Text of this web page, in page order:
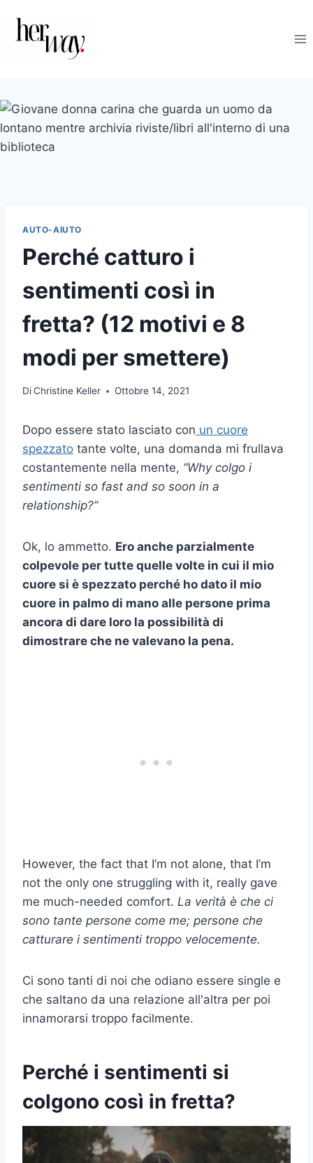
contenuto
AUTO-AIUTO
Perché catturo i
sentimenti così in
fretta? (12 motivi e 8
modi per smettere)
DiChristine Keller Ottobre 14, 2021
Dopo essere stato lasciato con un cuore
spezzato tante volte, una domanda mi frullava
costantemente nella mente, “Why colgo i
sentimenti so fast and so soon in a
relationship?”
Ok, lo ammetto. Ero anche parzialmente
colpevole per tutte quelle volte in cui il mio
cuore si è spezzato perché ho dato il mio
cuore in palmo di mano alle persone prima
ancora di dare loro la possibilità di
dimostrare che ne valevano la pena.
However, the fact that I’m not alone, that I’m
not the only one struggling with it, really gave
me much-needed comfort. La verità è che ci
sono tante persone come me; persone che
catturare i sentimenti troppo velocemente.
Ci sono tanti di noi che odiano essere single e
che saltano da una relazione all'altra per poi
innamorarsi troppo facilmente.
Perché i sentimenti si
colgono così in fretta?